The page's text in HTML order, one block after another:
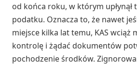
od końca roku, w którym upłynął
podatku. Oznacza to, że nawet
miejsce kilka lat temu, KAS wciąż
kontrolę i żądać dokumentów
pochodzenie środków.